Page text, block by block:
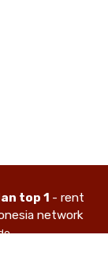
top 1 - rent
network